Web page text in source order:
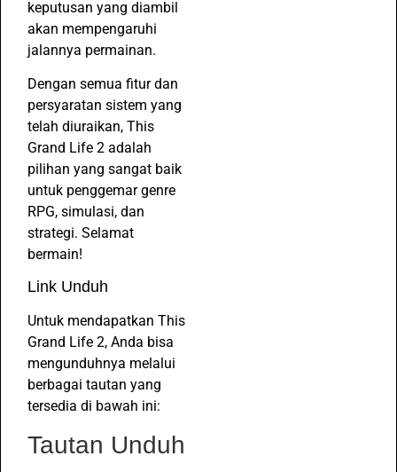
keputusan yang diambil
akan mempengaruhi
jalannya permainan.
Dengan semua fitur dan
persyaratan sistem yang
telah diuraikan, This
Grand Life 2 adalah
pilihan yang sangat baik
untuk penggemar genre
RPG, simulasi, dan
strategi. Selamat
bermain!
Link Unduh
Untuk mendapatkan This
Grand Life 2, Anda bisa
mengunduhnya melalui
berbagai tautan yang
tersedia di bawah ini:
Tautan Unduh